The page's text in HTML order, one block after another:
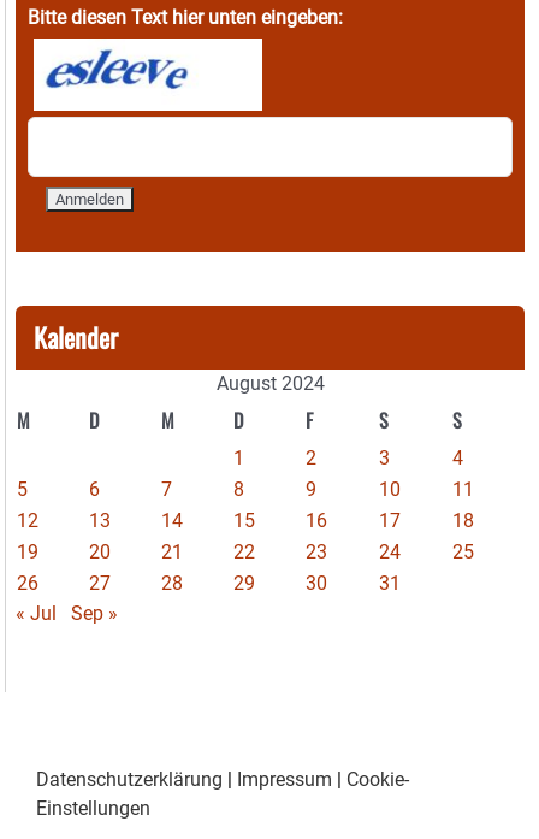
Bitte diesen Text hier unten eingeben:
Kalender
August 2024
M D M D F S S
1 2 3
4
5
6 7 8 9 10
11
12
13 14 15 16 17
18
19
20 21 22 23 24
25
26
27 28 29 30
31
« Jul
Sep »
Datenschutzerklärung | Impressum | Cookie-
Einstellungen